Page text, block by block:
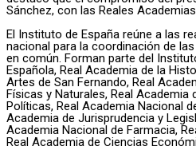
Sánchez, con las Reales Academias
El Instituto de España reúne a las
nacional para la coordinación de
en común. Forman parte del
Española, Real Academia de la
Artes de San Fernando, Real
Físicas y Naturales, Real Academia
Políticas, Real Academia Nacional
Academia de Jurisprudencia y
Academia Nacional de Farmacia,
Real Academia de Ciencias